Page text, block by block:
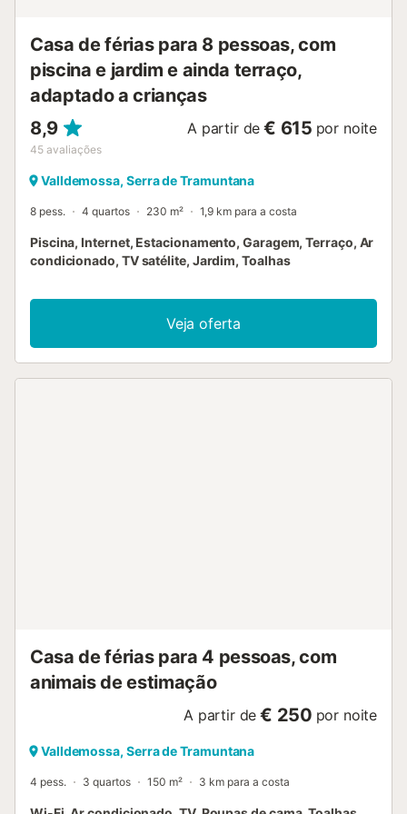
Casa de férias para 8 pessoas, com
piscina e jardim e ainda terraço,
adaptado a crianças
8,9
45 avaliações
A partir de € 615 por noite
Valldemossa, Serra de Tramuntana
8 pess. 4 quartos 230 m² 1,9 km para a costa
Piscina, Internet, Estacionamento, Garagem, Terraço, Ar
condicionado, TV satélite, Jardim, Toalhas
Veja oferta
Casa de férias para 4 pessoas, com
animais de estimação
A partir de € 250 por noite
Valldemossa, Serra de Tramuntana
4 pess. 3 quartos 150 m² 3 km para a costa